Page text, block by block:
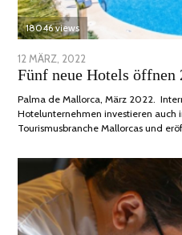
18046 views
POSTED
ON
12 MÄRZ, 2022
DEZEMBER,
Fünf neue Hotels
Palma de Mallorca, März 2022.
Hotelunternehmen investieren auch
Tourismusbranche Mallorcas und